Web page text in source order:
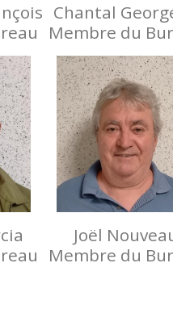
Chantal
Membre du
Joël
Membre du